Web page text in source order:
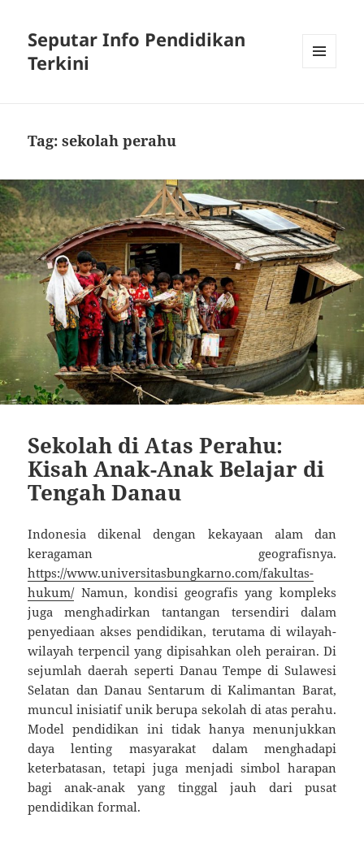
Seputar Info Pendidikan
Terkini
Tag:sekolah perahu
Sekolah di Atas Perahu:
Kisah Anak-Anak Belajar di
Tengah Danau
Indonesia dikenal dengan kekayaan alam dan
keragaman geografisnya.
https://www.universitasbungkarno.com/fakultas-
hukum/Namun, kondisi geografis yang kompleks
juga menghadirkan tantangan tersendiri dalam
penyediaan akses pendidikan, terutama di wilayah-
wilayah terpencil yang dipisahkan oleh perairan. Di
sejumlah daerah seperti Danau Tempe di Sulawesi
Selatan dan Danau Sentarum di Kalimantan Barat,
muncul inisiatif unik berupa sekolah di atas perahu.
Model pendidikan ini tidak hanya menunjukkan
daya lenting masyarakat dalam menghadapi
keterbatasan, tetapi juga menjadi simbol harapan
bagi anak-anak yang tinggal jauh dari pusat
pendidikan formal.